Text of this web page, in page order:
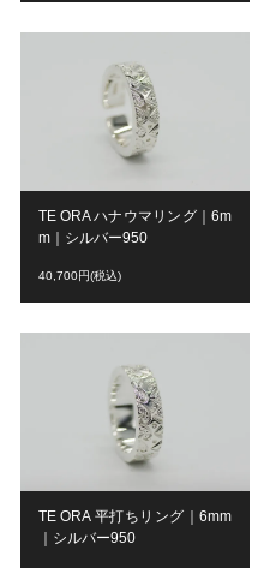
TE ORA ハナウマリング｜6m
m｜シルバー950
40,700円(税込)
TE ORA 平打ちリング｜6mm
｜シルバー950